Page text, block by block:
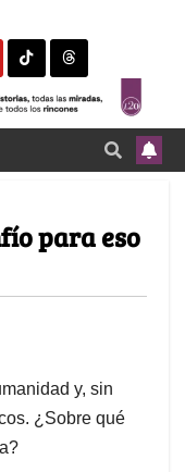
para eso
y, sin
¿Sobre qué